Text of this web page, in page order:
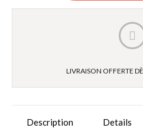
LIVRAISON OFFERTE
Description Details